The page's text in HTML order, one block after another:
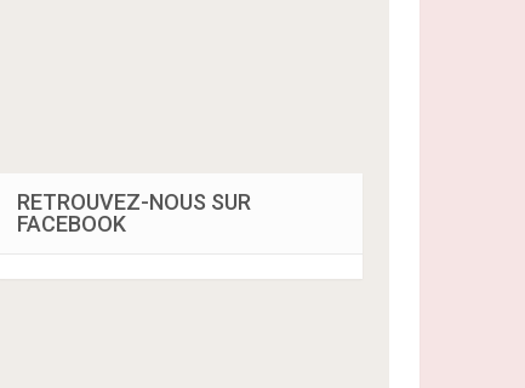
RETROUVEZ-NOUS SUR
FACEBOOK